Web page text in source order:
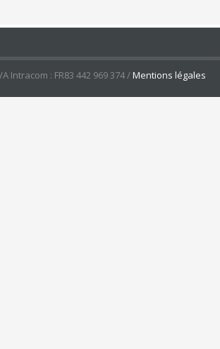
Intracom : FR83 442 969 374 /Mentions légales